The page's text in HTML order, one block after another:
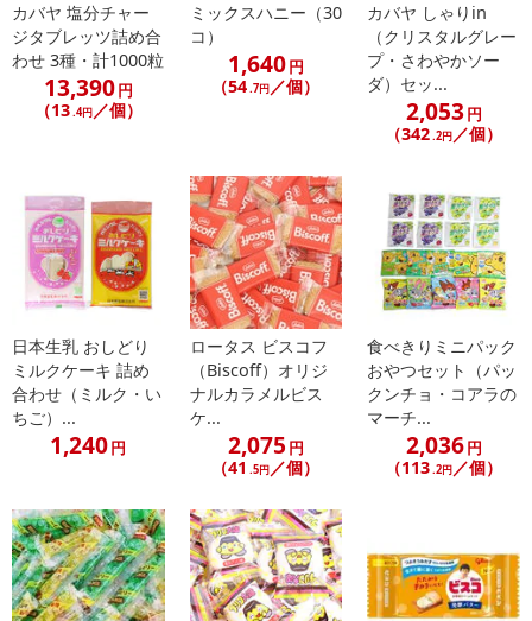
カバヤ 塩分チャー
ジタブレッツ詰め合
わせ 3種・計1000粒
13,390円
（13.4円／個）
ミックスハニー（30
コ）
1,640円
（54.7円／個）
カバヤ しゃりin
（クリスタルグレー
プ・さわやかソー
ダ）セッ...
2,053円
（342.2円／個）
日本生乳 おしどり
ミルクケーキ 詰め
合わせ（ミルク・い
ちご）...
1,240円
ロータス ビスコフ
（Biscoff）オリジ
ナルカラメルビス
ケ...
2,075 円
（41 .5円／個）
食べきりミニパック
おやつセット（パッ
クンチョ・コアラの
マーチ...
2,036円
（113.2円／個）